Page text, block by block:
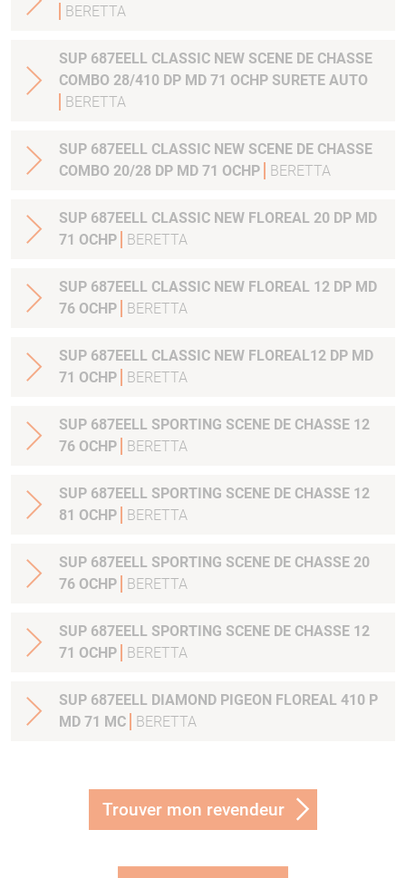
BERETTA
SUP 687EELL CLASSIC NEW SCENE DE CHASSE
COMBO 28/410 DP MD 71 OCHP SURETE AUTO
BERETTA
SUP 687EELL CLASSIC NEW SCENE DE CHASSE
COMBO 20/28 DP MD 71 OCHP
BERETTA
SUP 687EELL CLASSIC NEW FLOREAL 20 DP MD
71 OCHP
BERETTA
SUP 687EELL CLASSIC NEW FLOREAL 12 DP MD
76 OCHP
BERETTA
SUP 687EELL CLASSIC NEW FLOREAL12 DP MD
71 OCHP
BERETTA
SUP 687EELL SPORTING SCENE DE CHASSE 12
76 OCHP
BERETTA
SUP 687EELL SPORTING SCENE DE CHASSE 12
81 OCHP
BERETTA
SUP 687EELL SPORTING SCENE DE CHASSE 20
76 OCHP
BERETTA
SUP 687EELL SPORTING SCENE DE CHASSE 12
71 OCHP
BERETTA
SUP 687EELL DIAMOND PIGEON FLOREAL 410 P
MD 71 MC
BERETTA
Trouver mon revendeur